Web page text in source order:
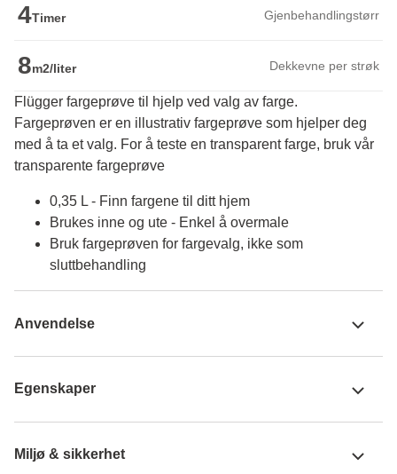
4Timer Gjenbehandlingstørr
8m2/liter Dekkevne per strøk
Flügger fargeprøve til hjelp ved valg av farge.
Fargeprøven er en illustrativ fargeprøve som hjelper deg
med å ta et valg. For å teste en transparent farge, bruk vår
transparente fargeprøve
0,35 L - Finn fargene til ditt hjem
Brukes inne og ute - Enkel å overmale
Bruk fargeprøven for fargevalg, ikke som
sluttbehandling
Anvendelse
Egenskaper
Miljø & sikkerhet